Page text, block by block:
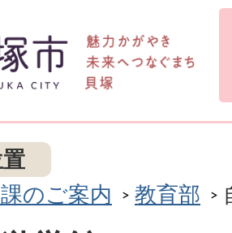
のご案内 教育部